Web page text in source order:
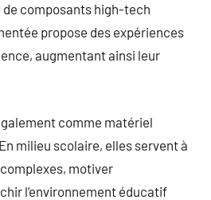
composants high-tech
propose des expériences
augmentant ainsi leur
comme matériel
milieu scolaire, elles servent à
motiver
l’environnement éducatif